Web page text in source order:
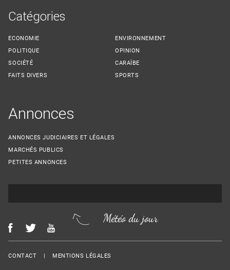
Catégories
ECONOMIE
POLITIQUE
SOCIÉTÉ
FAITS DIVERS
ENVIRONNEMENT
OPINION
CARAÏBE
SPORTS
Annonces
ANNONCES JUDICIAIRES ET LÉGALES
MARCHÉS PUBLICS
PETITES ANNONCES
Météo du jour
Menu Footer
CONTACT MENTIONS LÉGALES